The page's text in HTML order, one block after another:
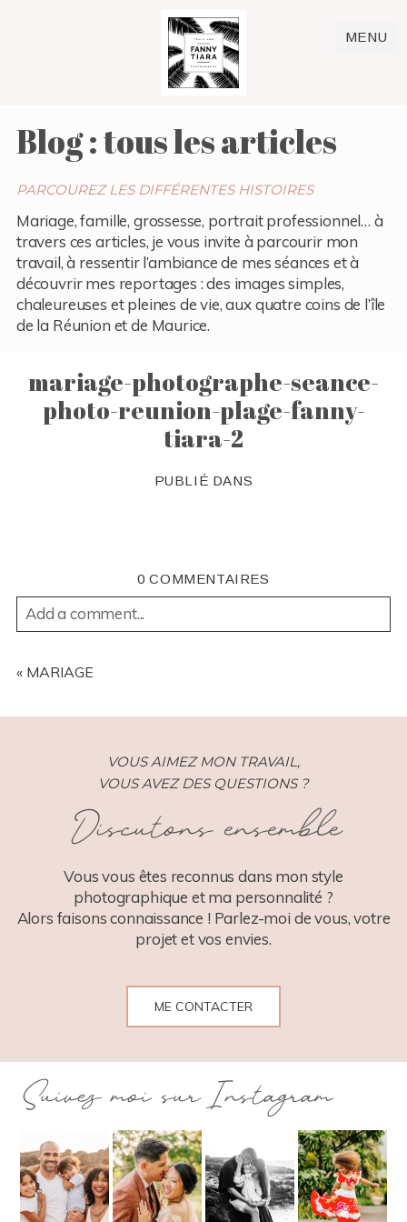
MENU
Blog : tous les articles
PARCOUREZ LES DIFFÉRENTES HISTOIRES
Mariage, famille, grossesse, portrait professionnel… à
travers ces articles, je vous invite à parcourir mon
travail, à ressentir l’ambiance de mes séances et à
découvrir mes reportages : des images simples,
chaleureuses et pleines de vie, aux quatre coins de l’île
de la Réunion et de Maurice.
mariage-photographe-seance-
photo-reunion-plage-fanny-
tiara-2
PUBLIÉ DANS
0 COMMENTAIRES
Add a comment...
REQUIRED FIELDS ARE MARKED *
« MARIAGE
VOUS AIMEZ MON TRAVAIL,
VOUS AVEZ DES QUESTIONS ?
Discutons ensemble
Vous vous êtes reconnus dans mon style
photographique et ma personnalité ?
Alors faisons connaissance ! Parlez-moi de vous, votre
projet et vos envies.
ME CONTACTER
Suivez moi sur Instagram